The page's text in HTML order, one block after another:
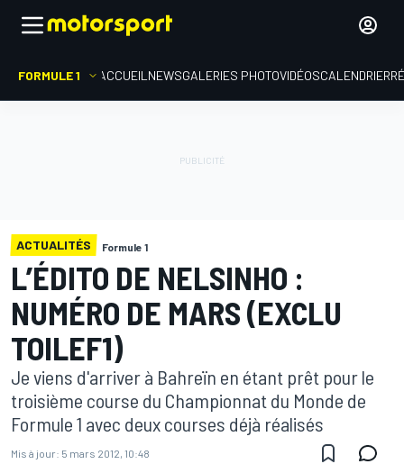
FORMULE 1 ACCUEIL NEWSGALERIES PHOTOVIDÉOSCALENDRIER
ACTUALITÉS Formule 1
L’ÉDITO DE NELSINHO :
NUMÉRO DE MARS (EXCLU
TOILEF1)
Je viens d'arriver à Bahreïn en étant prêt pour le
troisième course du Championnat du Monde de
Formule 1 avec deux courses déjà réalisés
Mis à jour: 5 mars 2012, 10:48